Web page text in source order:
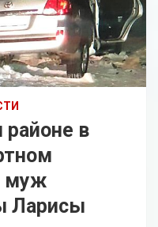
районе в
муж
Ларисы